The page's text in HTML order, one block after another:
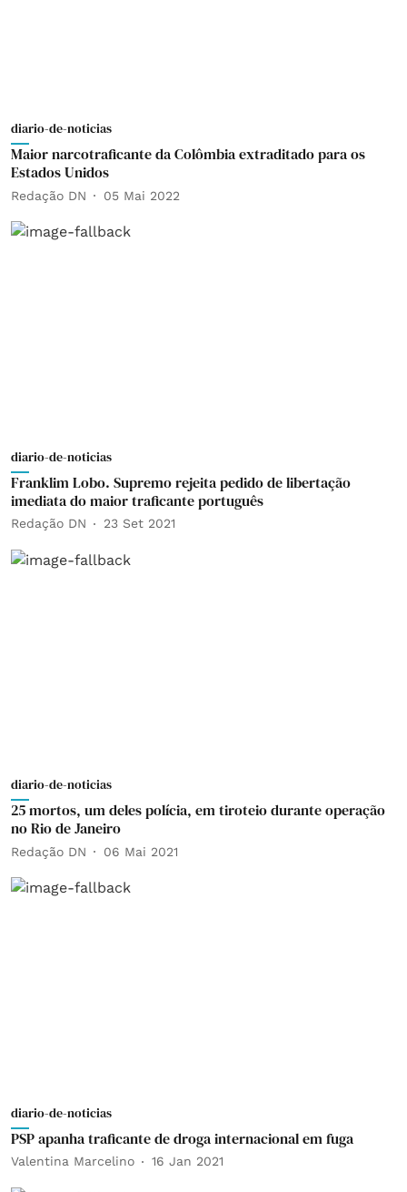
diario-de-noticias
Maior narcotraficante da Colômbia extraditado para os
Estados Unidos
Redação DN 05 Mai 2022
diario-de-noticias
Franklim Lobo. Supremo rejeita pedido de libertação
imediata do maior traficante português
Redação DN 23 Set 2021
diario-de-noticias
25 mortos, um deles polícia, em tiroteio durante operação
no Rio de Janeiro
Redação DN 06 Mai 2021
diario-de-noticias
PSP apanha traficante de droga internacional em fuga
Valentina Marcelino 16 Jan 2021